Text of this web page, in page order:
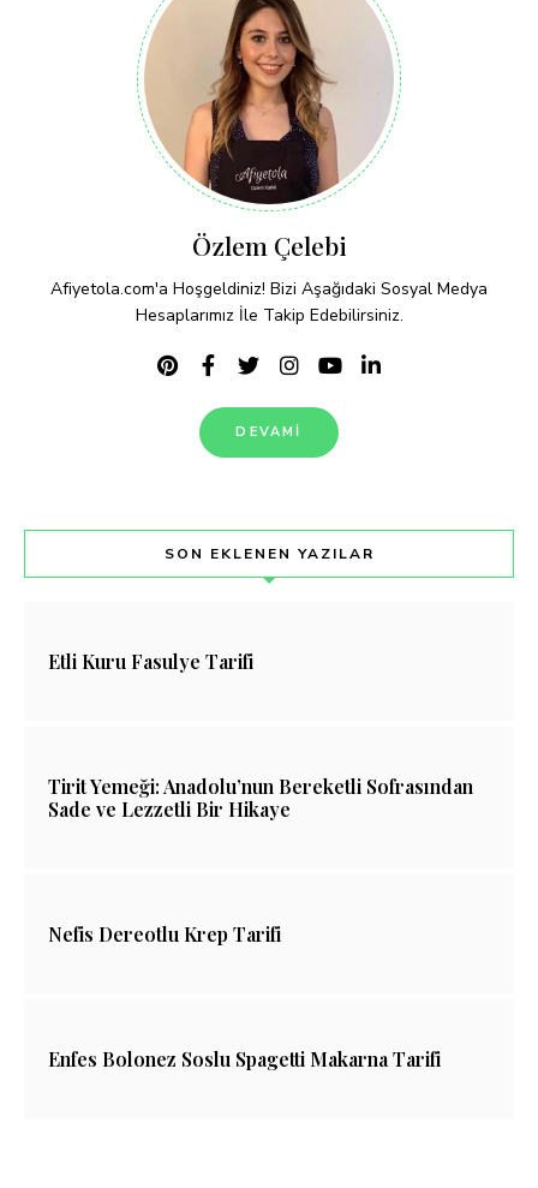
Özlem Çelebi
Afiyetola.com'a Hoşgeldiniz! Bizi Aşağıdaki Sosyal Medya
Hesaplarımız İle Takip Edebilirsiniz.
DEVAMI
SON EKLENEN YAZILAR
Etli Kuru Fasulye Tarifi
Tirit Yemeği: Anadolu’nun Bereketli Sofrasından
Sade ve Lezzetli Bir Hikaye
Nefis Dereotlu Krep Tarifi
Enfes Bolonez Soslu Spagetti Makarna Tarifi